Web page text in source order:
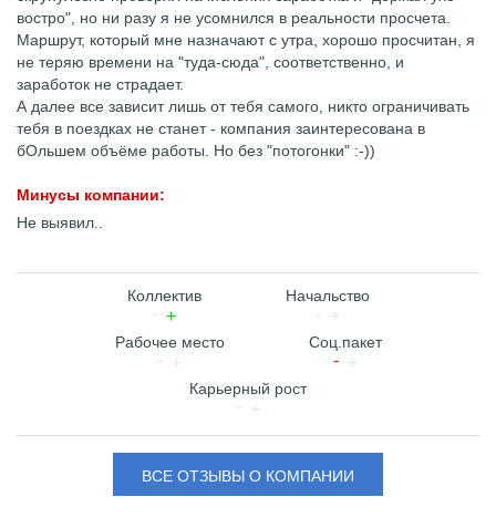
востро", но ни разу я не усомнился в реальности просчета.
Маршрут, который мне назначают с утра, хорошо просчитан, я
не теряю времени на "туда-сюда", соответственно, и
заработок не страдает.
А далее все зависит лишь от тебя самого, никто ограничивать
тебя в поездках не станет - компания заинтересована в
бОльшем объёме работы. Но без "потогонки" :-))
Минусы компании:
Не выявил..
Коллектив Начальство
Рабочее место Соц.пакет
Карьерный рост
ВСЕ ОТЗЫВЫ О КОМПАНИИ